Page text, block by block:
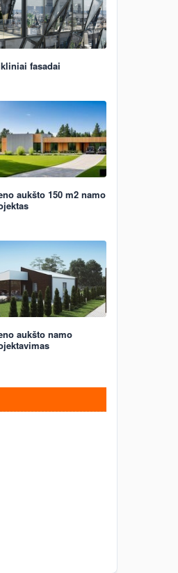
fasadai
aukšto 150 m2 namo
aukšto namo